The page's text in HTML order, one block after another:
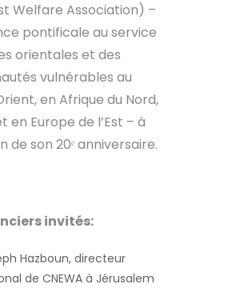
Welfare Association) –
pontificale au service
orientales et des
vulnérables au
en Afrique du Nord,
en Europe de l’Est – à
de son 20ᵉ anniversaire.
invités:
Hazboun, directeur
de CNEWA à Jérusalem